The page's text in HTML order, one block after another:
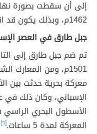
إلى أن سقطت بصورة
1462م، وبذلك يكون قد انتهى الحكم الإسلامي للمدينة.
جبل طارق في العصر
تم ضم جبل طارق إلى
1501م، ومن
معركة بحرية حدثت بين
الأسطول البحري
المعركة لمدة 5 ساعات.
[٦]